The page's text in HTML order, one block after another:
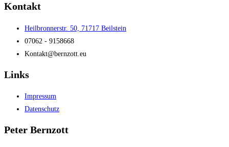
Kontakt
Heilbronnerstr. 50, 71717 Beilstein
07062 - 9158668
Kontakt@bernzott.eu
Links
Impressum
Datenschutz
Peter Bernzott